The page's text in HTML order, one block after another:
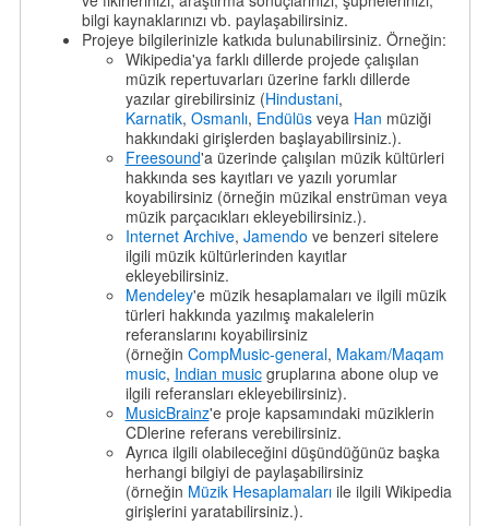
bilgi kaynaklarınızı vb. paylaşabilirsiniz.
Projeye bilgilerinizle katkıda bulunabilirsiniz. Örneğin:
Wikipedia'ya farklı dillerde projede çalışılan
müzik repertuvarları üzerine farklı dillerde
yazılar girebilirsiniz (Hindustani,
Karnatik, Osmanlı, Endülüsveya Han müziği
hakkındaki girişlerden başlayabilirsiniz.).
Freesound'a üzerinde çalışılan müzik kültürleri
hakkında ses kayıtları ve yazılı yorumlar
koyabilirsiniz (örneğin müzikal enstrüman veya
müzik parçacıkları ekleyebilirsiniz.).
Internet Archive, Jamendo ve benzeri sitelere
ilgili müzik kültürlerinden kayıtlar
ekleyebilirsiniz.
Mendeley'e müzik hesaplamaları ve ilgili müzik
türleri hakkında yazılmış makalelerin
referanslarını koyabilirsiniz
(örneğin CompMusic-general, Makam/Maqam
music, Indian musicgruplarına abone olup ve
ilgili referansları ekleyebilirsiniz).
MusicBrainz'e proje kapsamındaki müziklerin
CDlerine referans verebilirsiniz.
Ayrıca ilgili olabileceğini düşündüğünüz başka
herhangi bilgiyi de paylaşabilirsiniz
(örneğin Müzik Hesaplamalarıile ilgili Wikipedia
girişlerini yaratabilirsiniz.).